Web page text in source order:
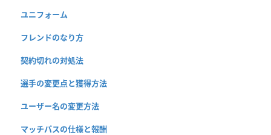
ユニフォーム
フレンドのなり方
契約切れの対処法
選手の変更点と獲得方法
ユーザー名の変更方法
マッチパスの仕様と報酬